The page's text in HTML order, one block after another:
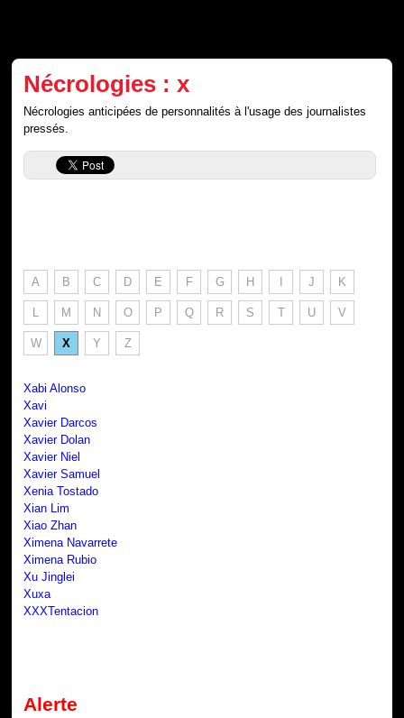
Nécrologies : x
Nécrologies anticipées de personnalités à l'usage des journalistes
pressés.
A B C D E F G H I J K
L M N O P Q R S T U V
W X Y Z
Xabi Alonso
Xavi
Xavier Darcos
Xavier Dolan
Xavier Niel
Xavier Samuel
Xenia Tostado
Xian Lim
Xiao Zhan
Ximena Navarrete
Ximena Rubio
Xu Jinglei
Xuxa
XXXTentacion
Alerte